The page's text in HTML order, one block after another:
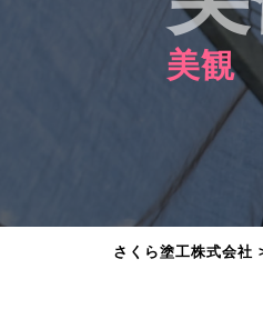
美観
さくら塗工株式会社